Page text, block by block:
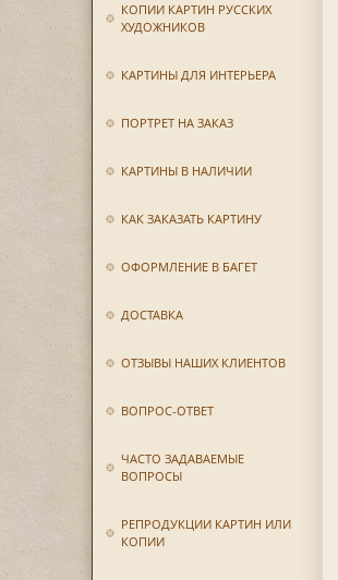
КОПИИ КАРТИН РУССКИХ
ХУДОЖНИКОВ
КАРТИНЫ ДЛЯ ИНТЕРЬЕРА
ПОРТРЕТ НА ЗАКАЗ
КАРТИНЫ В НАЛИЧИИ
КАК ЗАКАЗАТЬ КАРТИНУ
ОФОРМЛЕНИЕ В БАГЕТ
ДОСТАВКА
ОТЗЫВЫ НАШИХ КЛИЕНТОВ
ВОПРОС-ОТВЕТ
ЧАСТО ЗАДАВАЕМЫЕ
ВОПРОСЫ
РЕПРОДУКЦИИ КАРТИН ИЛИ
КОПИИ